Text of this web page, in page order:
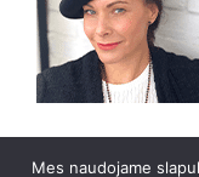
Mes naudojame